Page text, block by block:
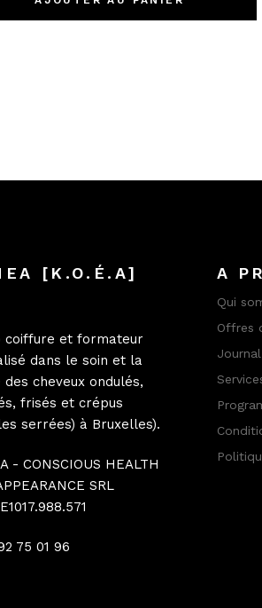
[K.O.É.A]
coiffure et formateur
dans le soin et la
des cheveux ondulés,
frisés et crépus
serrées) à Bruxelles).
- CONSCIOUS HEALTH
SRL
75 01 96
A
Qui
Offres
Journal